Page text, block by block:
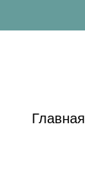
Главная